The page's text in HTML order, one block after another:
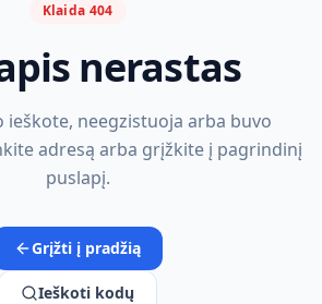
Klaida 404
nerastas
ieškote, neegzistuoja arba buvo
adresą arba grįžkite į pagrindinį
puslapį.
Grįžti į pradžią
Ieškoti kodų